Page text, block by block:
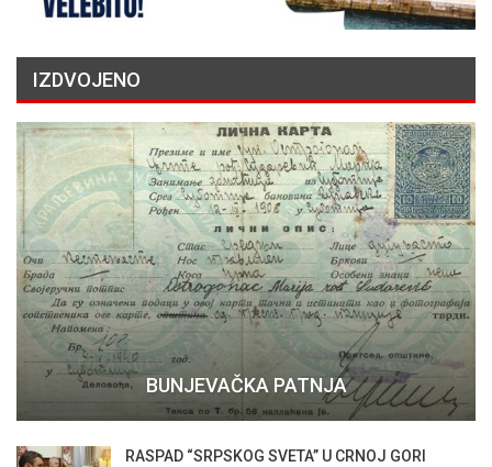
IZDVOJENO
BUNJEVAČKA PATNJA
RASPAD “SRPSKOG SVETA” U CRNOJ GORI